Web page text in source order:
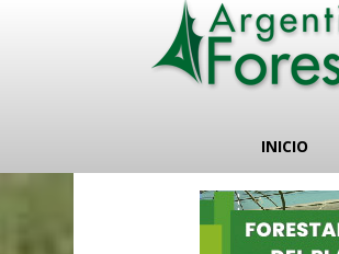
INICIO